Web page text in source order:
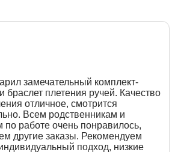
замечательный комплект-
браслет плетения ручей. Качество
отличное, смотрится
Всем родственникам и
по работе очень понравилось,
другие заказы. Рекомендуем
подход, низкие